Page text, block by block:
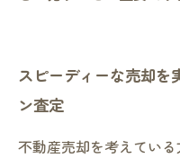
スピーディーな売却を
ン査定
不動産売却を考えてい